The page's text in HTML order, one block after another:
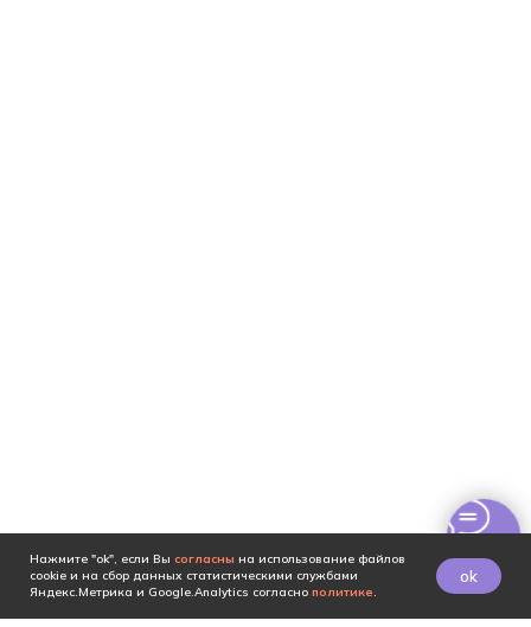
Нажмите "ok", если Вы согласны на использование файлов
cookie и на сбор данных статистическими службами
Яндекс.Метрика и Google.Analytics согласно политике.
ok